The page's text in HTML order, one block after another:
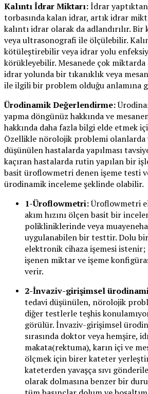
Kalıntı İdrar Miktarı:İdrar
torbasında kalan idrar, artık idrar
kalıntı idrar olarak da adlandırılır. Bir
veya ultrasonografi ile ölçülebilir.
kötüleştirebilir veya idrar yolu
körükleyebilir. Mesanede çok miktarda
idrar yolunda bir tıkanıklık veya
ile ilgili bir problem olduğu anlamına
Ürodinamik Değerlendirme:
yapma döngünüz hakkında ve
hakkında daha fazla bilgi elde etmek
Özellikle nörolojik problemi olanlarda
düşünülen hastalarda yapılması
kaçıran hastalarda rutin yapılan bir
basit üroflowmetri denen işeme testi
ürodinamik inceleme şeklinde olabilir.
1-Üroflowmetri:Üroflowmetri
akım hızını ölçen basit bir
polikliniklerinde veya
uygulanabilen bir testtir. Dolu
elektronik cihaza işemesi istenir;
işenen miktar ve işeme
verir.
2-İnvaziv-girişimsel
tedavi düşünülen, nörolojik
diğer testlerle teşhis
görülür. İnvaziv-girişimsel
sırasında doktor veya hemşire,
makata(rektuma), karın içi ve
ölçmek için birer kateter
kateterden yavaşça sıvı
olarak dolmasına benzer bir